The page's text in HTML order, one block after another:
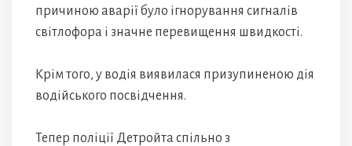
причиною аварії було ігнорування сигналів
світлофора і значне перевищення швидкості.
Крім того, у водія виявилася призупиненою дія
водійського посвідчення.
Тепер поліції Детройта спільно з